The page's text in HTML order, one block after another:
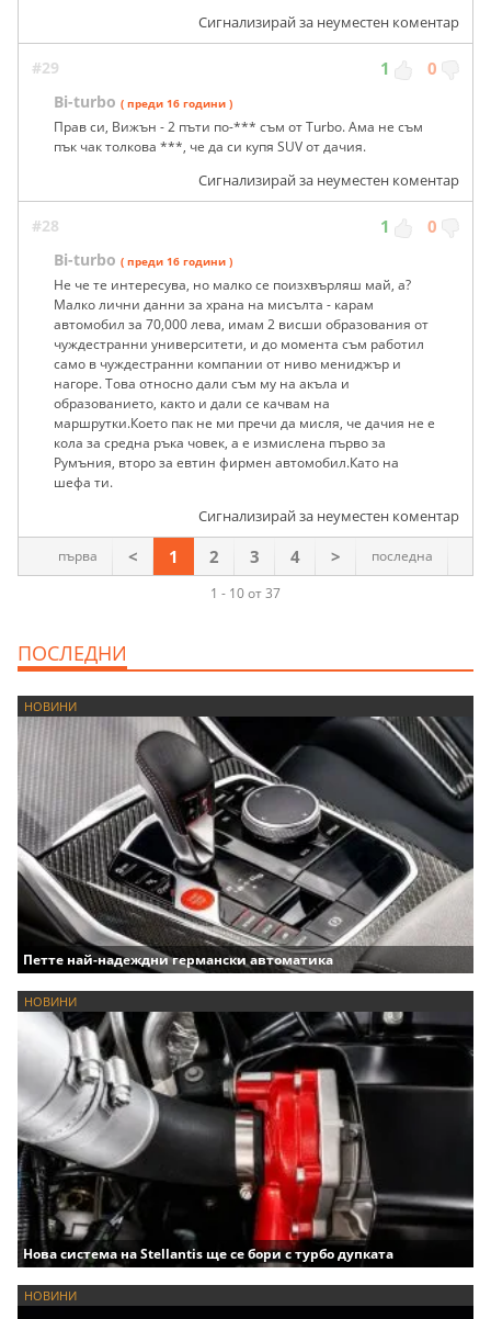
Сигнализирай за неуместен коментар
#29 1 0
Bi-turbo ( преди 16 години )
Прав си, Вижън - 2 пъти по-*** съм от Turbo. Ама не съм
пък чак толкова ***, че да си купя SUV от дачия.
Сигнализирай за неуместен коментар
#28 1 0
Bi-turbo ( преди 16 години )
Не че те интересува, но малко се поизхвърляш май, а?
Малко лични данни за храна на мисълта - карам
автомобил за 70,000 лева, имам 2 висши образования от
чуждестранни университети, и до момента съм работил
само в чуждестранни компании от ниво мениджър и
нагоре. Това относно дали съм му на акъла и
образованието, както и дали се качвам на
маршрутки.Което пак не ми пречи да мисля, че дачия не е
кола за средна ръка човек, а е измислена първо за
Румъния, второ за евтин фирмен автомобил.Като на
шефа ти.
Сигнализирай за неуместен коментар
1 - 10 от 37
първа < 1 2 3 4 > последна
ПОСЛЕДНИ
НОВИНИ
Петте най-надеждни германски автоматика
НОВИНИ
Нова система на Stellantis ще се бори с турбо дупката
НОВИНИ